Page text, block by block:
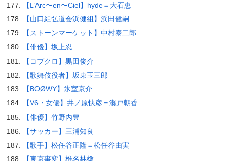
【L’Arc〜en〜Ciel】hyde＝大石恵
【山口組弘道会浜健組】浜田健嗣
【ストーンマーケット】中村泰二郎
【俳優】坂上忍
【コブクロ】黒田俊介
【歌舞伎役者】坂東玉三郎
【BOØWY】氷室京介
【V6・女優】井ノ原快彦＝瀬戸朝香
【俳優】竹野内豊
【サッカー】三浦知良
【歌手】松任谷正隆＝松任谷由実
【東京事変】椎名林檎